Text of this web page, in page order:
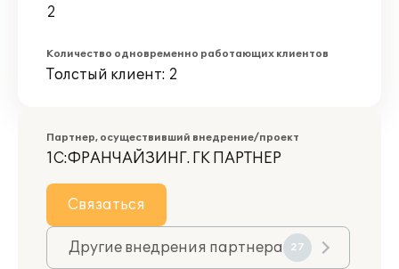
2
Количество одновременно работающих клиентов
Толстый клиент: 2
Партнер, осуществивший внедрение/проект
1С:ФРАНЧАЙЗИНГ. ГК ПАРТНЕР
Связаться
Другие внедрения партнера 27